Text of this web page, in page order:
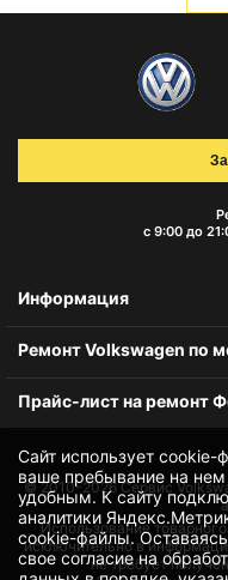
Сайт использует cookie-
ваше пребывание на
удобным. К cайту
аналитики
cookie-файлы.
своесогласие на
с 9:00 до
Информация
Ремонт Volkswagen по
Прайс-лист на ремонт
© 2010-2026Сервис
Использование
исключительно в
не требует